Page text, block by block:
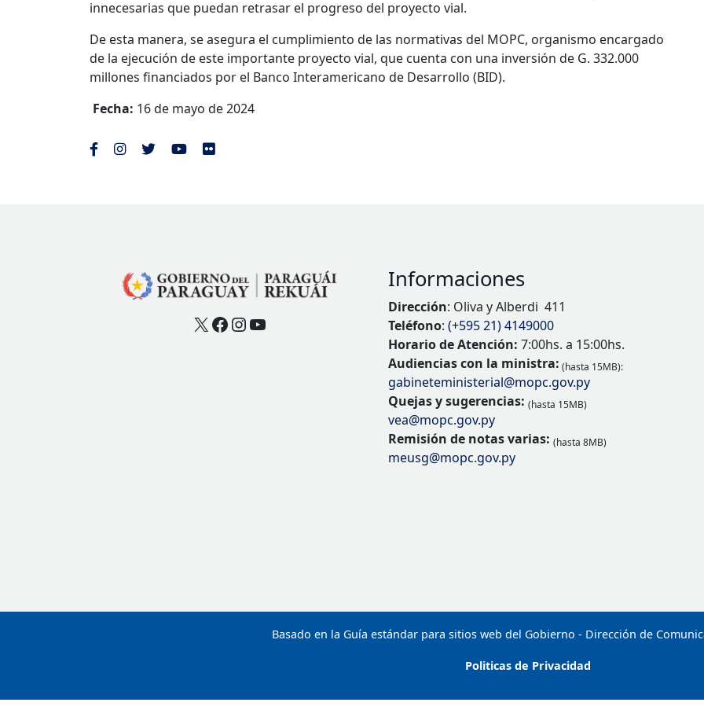
innecesarias que puedan retrasar el progreso del proyecto vial.
De esta manera, se asegura el cumplimiento de las normativas del MOPC, organismo encargado
de la ejecución de este importante proyecto vial, que cuenta con una inversión de G. 332.000
millones financiados por el Banco Interamericano de Desarrollo (BID).
Fecha: 16 de mayo de 2024
X Facebook
Instagram
YouTube
Informaciones
Dirección: Oliva y Alberdi 411
Teléfono: (+595 21) 4149000
Horario de Atención: 7:00hs. a 15:00hs.
Audiencias con la ministra: (hasta 15MB):
gabineteministerial@mopc.gov.py
Quejas y sugerencias: (hasta 15MB)
vea@mopc.gov.py
Remisión de notas varias: (hasta 8MB)
meusg@mopc.gov.py
Basado en la Guía estándar para sitios web del Gobierno - Dirección de
Politicas de Privacidad